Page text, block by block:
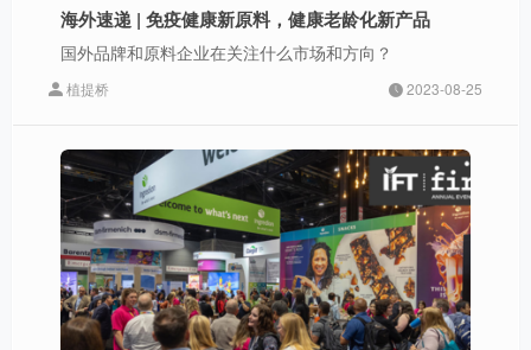
海外速递 | 免疫健康新原料，健康老龄化新产品
国外品牌和原料企业在关注什么市场和方向？
植提桥 2023-08-25